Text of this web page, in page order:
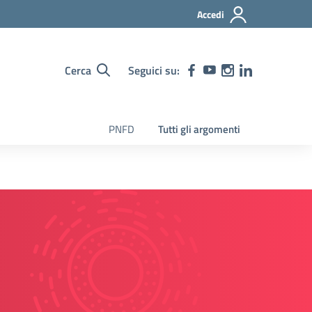
Accedi
Cerca Seguici su:
PNFD Tutti gli argomenti